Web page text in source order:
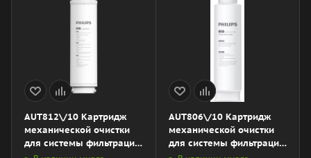
AUT812\/10 Картридж
механической очистки
для системы фильтрации
AUT806\/10 Картридж
механической очистки
для системы фильтрации